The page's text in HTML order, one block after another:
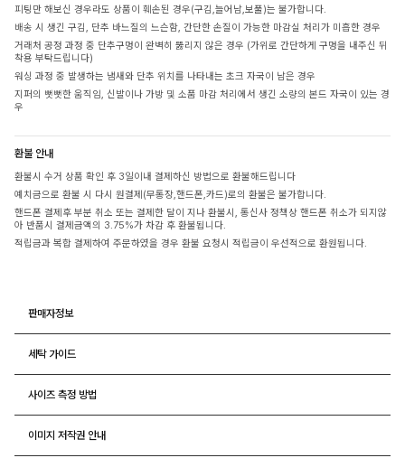
피팅만 해보신 경우라도 상품이 훼손된 경우(구김,늘어남,보풀)는 불가합니다.
배송 시 생긴 구김, 단추 바느질의 느슨함, 간단한 손질이 가능한 마감실 처리가 미흡한 경우
거래처 공정 과정 중 단추구멍이 완벽히 뚫리지 않은 경우 (가위로 간단하게 구멍을 내주신 뒤
착용 부탁드립니다)
워싱 과정 중 발생하는 냄새와 단추 위치를 나타내는 초크 자국이 남은 경우
지퍼의 뻣뻣한 움직임, 신발이나 가방 및 소품 마감 처리에서 생긴 소량의 본드 자국이 있는 경
우
환불 안내
환불시 수거 상품 확인 후 3일이내 결제하신 방법으로 환불해드립니다
예치금으로 환불 시 다시 원결제(무통장,핸드폰,카드)로의 환불은 불가합니다.
핸드폰 결제후 부분 취소 또는 결제한 달이 지나 환불시, 통신사 정책상 핸드폰 취소가 되지않
아 반품시 결제금액의 3.75%가 차감 후 환불됩니다.
적립금과 복합 결제하여 주문하였을 경우 환불 요청시 적립금이 우선적으로 환원됩니다.
판매자정보
세탁 가이드
사이즈 측정 방법
이미지 저작권 안내